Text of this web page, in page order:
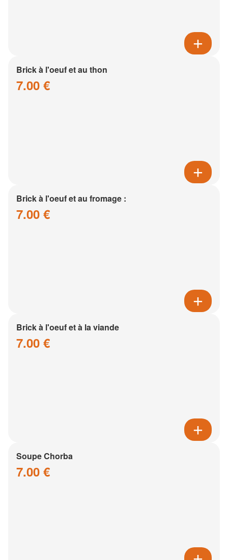
Brick à l'oeuf et au thon
7.00 €
Brick à l'oeuf et au fromage :
7.00 €
Brick à l'oeuf et à la viande
7.00 €
Soupe Chorba
7.00 €